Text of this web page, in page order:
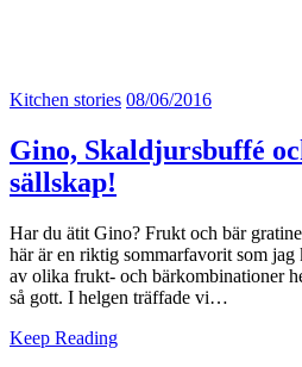
Kitchen stories 08/06/2016
Gino, Skaldjursbuffé
sällskap!
Har du ätit Gino? Frukt och bär
här är en riktig sommarfavorit som jag
av olika frukt- och bärkombinationer
så gott. I helgen träffade vi…
Keep Reading